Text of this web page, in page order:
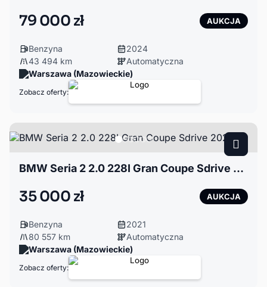
79 000 zł AUKCJA
Benzyna
2024
43 494 km
Automatyczna
Warszawa (Mazowieckie)
Zobacz oferty:
BMW Seria 2 2.0 228I Gran Coupe Sdrive 2021
35 000 zł AUKCJA
Benzyna
2021
80 557 km
Automatyczna
Warszawa (Mazowieckie)
Zobacz oferty: